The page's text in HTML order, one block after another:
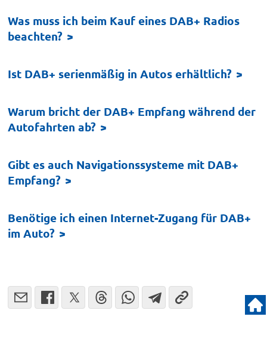
Was muss ich beim Kauf eines DAB+ Radios
beachten?
Ist DAB+ serienmäßig in Autos erhältlich?
Warum bricht der DAB+ Empfang während der
Autofahrten ab?
Gibt es auch Navigationssysteme mit DAB+
Empfang?
Benötige ich einen Internet-Zugang für DAB+
im Auto?